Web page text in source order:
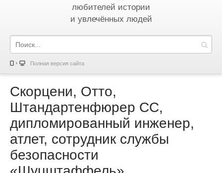
любителей истории
и увлечённых людей
Полная версия сайта
Скорцени, Отто,
Штандартенфюрер СС,
дипломированный инженер,
атлет, сотрудник службы
безопасности